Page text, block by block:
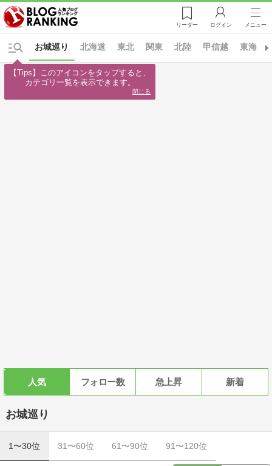
リーダー ログイン メニュー
北海道 東北 関東 北陸 甲信越 東海
お城巡り
人気 フォロー数 急上昇 新着
お城巡り
1〜30位 31〜60位 61〜90位 91〜120位
【Tips】このアイコンをタップすると、
カテゴリ一覧を表示できます。
閉じる